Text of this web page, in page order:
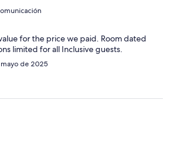
for the price we paid. Room dated
limited for all Inclusive guests.
de 2025